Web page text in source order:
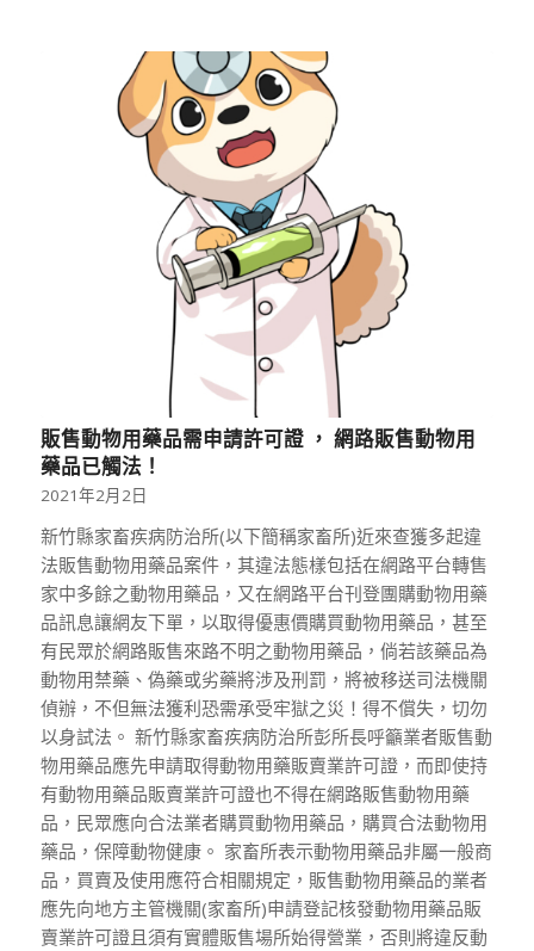
販售動物用藥品需申請許可證 ， 網路販售動物用
藥品已觸法！
2021年2月2日
新竹縣家畜疾病防治所(以下簡稱家畜所)近來查獲多起違
法販售動物用藥品案件，其違法態樣包括在網路平台轉售
家中多餘之動物用藥品，又在網路平台刊登團購動物用藥
品訊息讓網友下單，以取得優惠價購買動物用藥品，甚至
有民眾於網路販售來路不明之動物用藥品，倘若該藥品為
動物用禁藥、偽藥或劣藥將涉及刑罰，將被移送司法機關
偵辦，不但無法獲利恐需承受牢獄之災！得不償失，切勿
以身試法。 新竹縣家畜疾病防治所彭所長呼籲業者販售動
物用藥品應先申請取得動物用藥販賣業許可證，而即使持
有動物用藥品販賣業許可證也不得在網路販售動物用藥
品，民眾應向合法業者購買動物用藥品，購買合法動物用
藥品，保障動物健康。 家畜所表示動物用藥品非屬一般商
品，買賣及使用應符合相關規定，販售動物用藥品的業者
應先向地方主管機關(家畜所)申請登記核發動物用藥品販
賣業許可證且須有實體販售場所始得營業，否則將違反動